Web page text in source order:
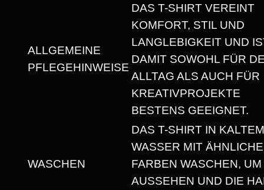
U
N
S
ALLGEMEINE
PFLEGEHINWEISE
DAS T-SHIRT VEREINT
KOMFORT, STIL UND
LANGLEBIGKEIT UND
DAMIT SOWOHL FÜR
ALLTAG ALS AUCH FÜR
KREATIVPROJEKTE
BESTENS GEEIGNET.
WASCHEN
DAS T-SHIRT IN KALTEM
WASSER MIT
FARBEN WASCHEN,
AUSSEHEN UND DIE